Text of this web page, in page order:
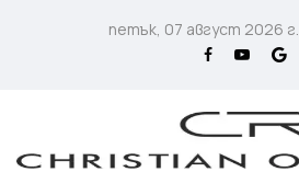
петък, 07 август 2026 г.